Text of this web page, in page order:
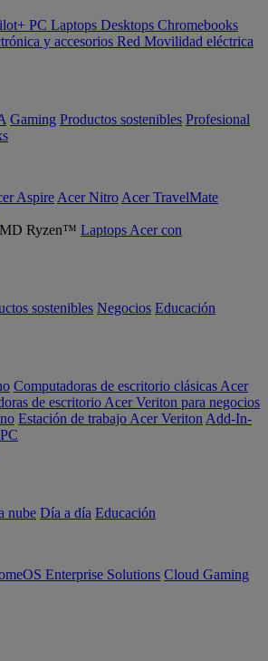
PC Laptops Desktops Chromebooks
y accesorios Red Movilidad eléctrica
Gaming Productos sostenibles Profesional
Aspire Acer Nitro Acer TravelMate
Laptops Acer con
sostenibles Negocios Educación
Computadoras de escritorio clásicas Acer
de escritorio Acer Veriton para negocios
Estación de trabajo Acer Veriton Add-In-
nube Día a día Educación
Enterprise Solutions Cloud Gaming